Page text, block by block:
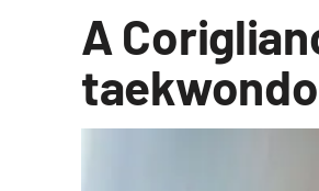
Italia MondoA